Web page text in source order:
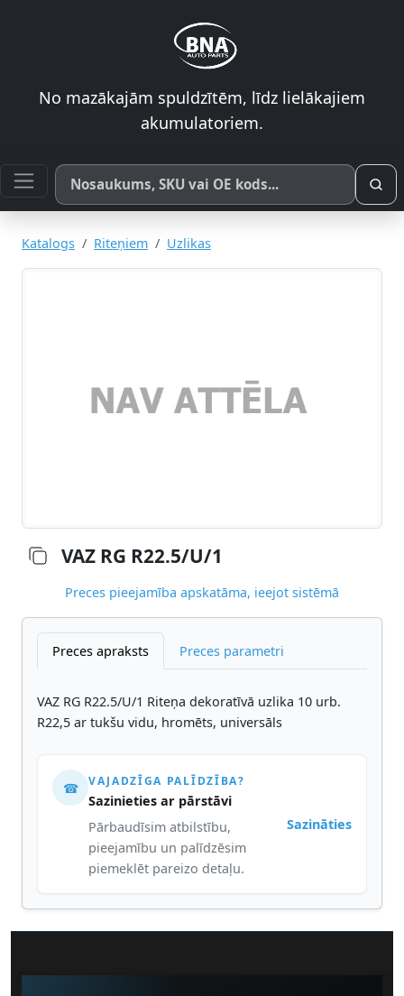
No mazākajām spuldzītēm, līdz lielākajiem
akumulatoriem.
Meklēt pēc produkta nosaukuma, SKU vai OE koda
Katalogs Riteņiem Uzlikas
VAZ RG R22.5/U/1
Preces pieejamība apskatāma, ieejot sistēmā
Preces apraksts Preces parametri
VAZ RG R22.5/U/1 Riteņa dekoratīvā uzlika 10 urb.
R22,5 ar tukšu vidu, hromēts, universāls
☎ VAJADZĪGA PALĪDZĪBA?
Sazinieties ar pārstāvi
Pārbaudīsim atbilstību,
pieejamību un palīdzēsim
piemeklēt pareizo detaļu.
Sazināties